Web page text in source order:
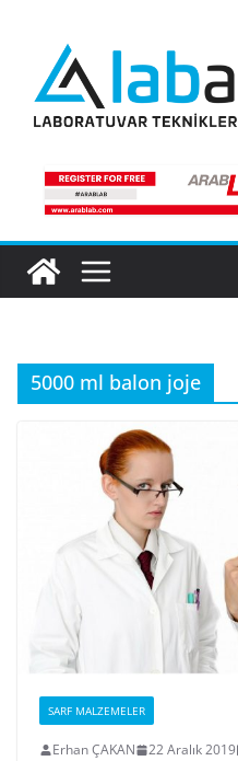
content
5000 ml balon joje
SARF MALZEMELER
Erhan ÇAKAN 22 Aralık 2019